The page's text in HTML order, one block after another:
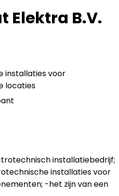
Elektra B.V.
installaties voor
locaties
installatiebedrijf;
installaties voor
-het zijn van een